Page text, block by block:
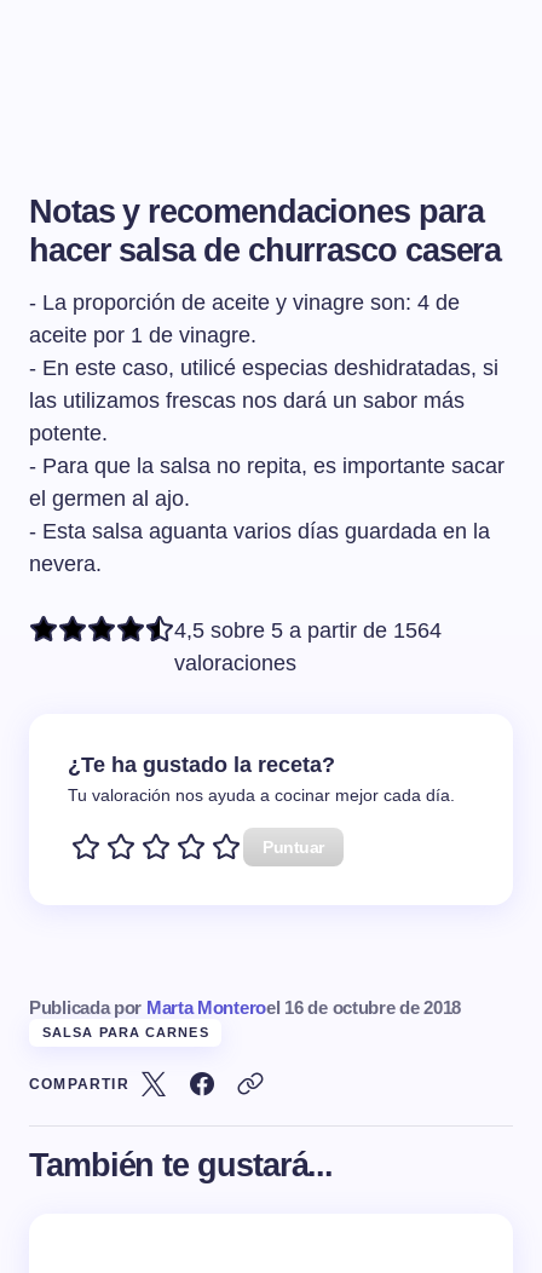
Notas y recomendaciones para
hacer salsa de churrasco casera
- La proporción de aceite y vinagre son: 4 de
aceite por 1 de vinagre.
- En este caso, utilicé especias deshidratadas, si
las utilizamos frescas nos dará un sabor más
potente.
- Para que la salsa no repita, es importante sacar
el germen al ajo.
- Esta salsa aguanta varios días guardada en la
nevera.
4,5 sobre 5 a partir de 1564
valoraciones
¿Te ha gustado la receta?
Tu valoración nos ayuda a cocinar mejor cada día.
Puntuar
Publicada por Marta Monteroel 16 de octubre de 2018
SALSA PARA CARNES
COMPARTIR
También te gustará...